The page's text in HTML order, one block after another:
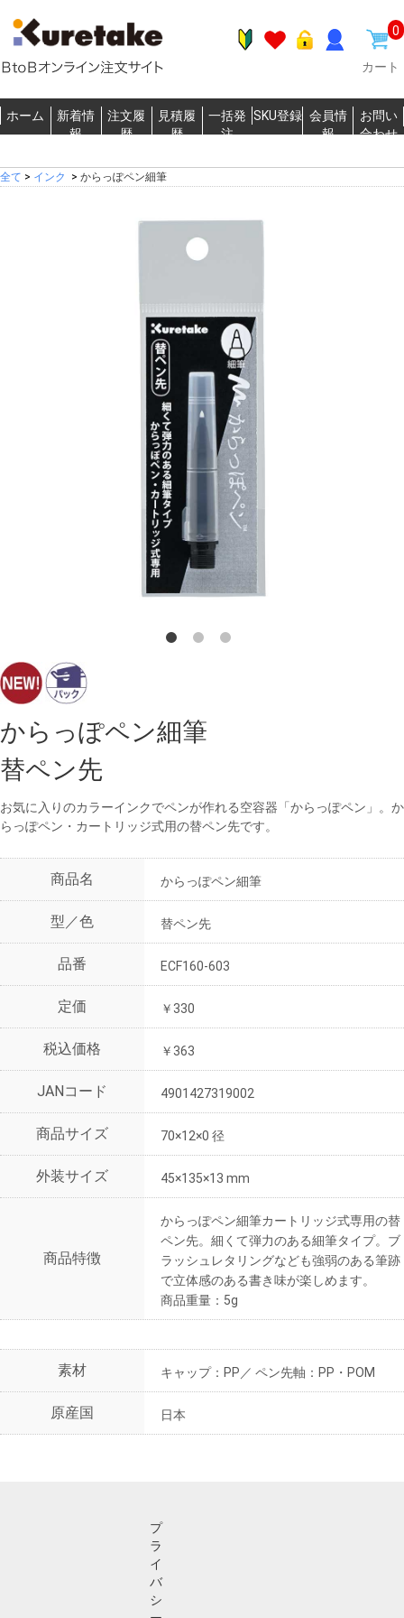
0
カート
ホーム
新着情
報
注文履
歴
見積履
歴
一括発
注
SKU登録 会員情
報
お問い
合わせ
全て > インク > からっぽペン細筆
からっぽペン細筆
替ペン先
お気に入りのカラーインクでペンが作れる空容器「からっぽペン」。か
らっぽペン・カートリッジ式用の替ペン先です。
商品名 からっぽペン細筆
型／色 替ペン先
品番 ECF160-603
定価 ￥330
税込価格 ￥363
JANコード 4901427319002
商品サイズ 70×12×0 径
外装サイズ 45×135×13 mm
商品特徴
からっぽペン細筆カートリッジ式専用の替
ペン先。細くて弾力のある細筆タイプ。ブ
ラッシュレタリングなども強弱のある筆跡
で立体感のある書き味が楽しめます。
商品重量：5g
素材 キャップ：PP／ ペン先軸：PP・POM
原産国 日本
プ
ラ
イ
バ
シ